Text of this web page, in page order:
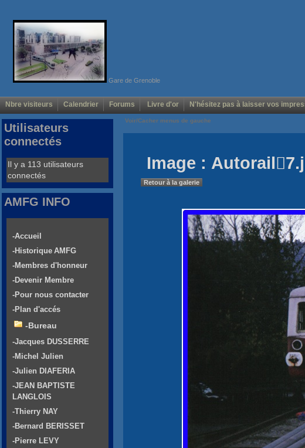
Gare de Grenoble
Nbre visiteurs Calendrier Forums Livre d'or N'hésitez pas à laisser vos
Voir/Cacher menus de gauche
Image :
Retour à la galerie
Utilisateurs
connectés
Il y a 113 utilisateurs
connectés
AMFG INFO
-Accueil
-Historique AMFG
-Membres d'honneur
-Devenir Membre
-Pour nous contacter
-Plan d'accés
-Bureau
-Jacques DUSSERRE
-Michel Julien
-Julien DIAFERIA
-JEAN BAPTISTE
LANGLOIS
-Thierry NAY
-Bernard BERISSET
-Pierre LEVY